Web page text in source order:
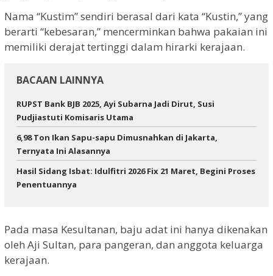
Nama “Kustim” sendiri berasal dari kata “Kustin,” yang
berarti “kebesaran,” mencerminkan bahwa pakaian ini
memiliki derajat tertinggi dalam hirarki kerajaan.
BACAAN LAINNYA
RUPST Bank BJB 2025, Ayi Subarna Jadi Dirut, Susi
Pudjiastuti Komisaris Utama
6,98 Ton Ikan Sapu-sapu Dimusnahkan di Jakarta,
Ternyata Ini Alasannya
Hasil Sidang Isbat: Idulfitri 2026 Fix 21 Maret, Begini Proses
Penentuannya
Pada masa Kesultanan, baju adat ini hanya dikenakan
oleh Aji Sultan, para pangeran, dan anggota keluarga
kerajaan.